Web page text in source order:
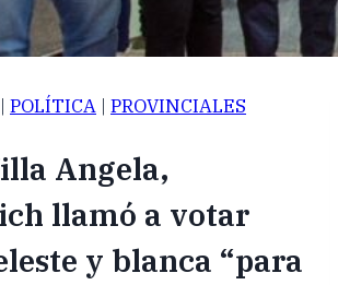
| POLÍTICA | PROVINCIALES
Angela,
llamó a votar
y blanca “para